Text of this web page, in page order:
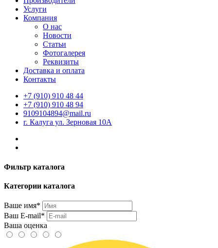
Услуги
Компания
О нас
Новости
Статьи
Фотогалерея
Реквизиты
Доставка и оплата
Контакты
+7 (910) 910 48 44
+7 (910) 910 48 94
9109104894@mail.ru
г. Калуга ул. Зерновая 10А
Фильтр каталога
Категории каталога
Ваше имя*
Ваш E-mail*
Ваша оценка